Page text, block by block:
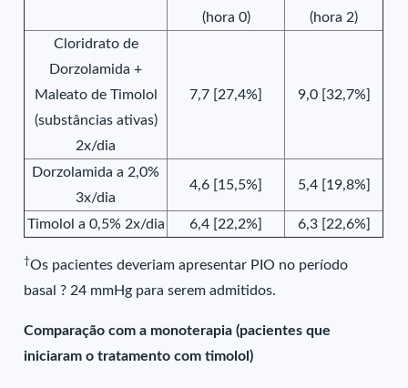
(hora 0)
(hora 2)
Cloridrato de
Dorzolamida +
Maleato de Timolol
(substâncias ativas)
2x/dia
7,7 [27,4%] 9,0 [32,7%]
Dorzolamida a 2,0%
3x/dia
4,6 [15,5%] 5,4 [19,8%]
Timolol a 0,5% 2x/dia 6,4 [22,2%] 6,3 [22,6%]
†Os pacientes deveriam apresentar PIO no período
basal ? 24 mmHg para serem admitidos.
Comparação com a monoterapia (pacientes que
iniciaram o tratamento com timolol)